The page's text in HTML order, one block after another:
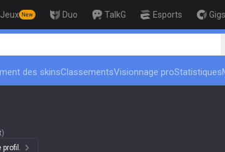
Jeux New Duo TalkG Esports Gigs
🏆 Rank Up in 3 Days!
des skinsClassementsVisionnage proStatistiques
profil.